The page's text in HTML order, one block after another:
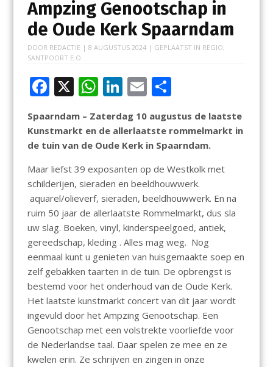
Ampzing Genootschap in
de Oude Kerk Spaarndam
DOOR REDACTIE | 8 AUGUSTUS 2024| GEPLAATST IN REGIO,
SANTPOORT E.O.
F
ac
e
b
o
o
k
X W
at
s
A
p
p
Li
k
e
dI
n
E
ai
l
D
e
n
Spaarndam – Zaterdag 10 augustus de laatste
Kunstmarkt en de allerlaatste rommelmarkt in
de tuin van de Oude Kerk in Spaarndam.
Maar liefst 39 exposanten op de Westkolk met
schilderijen, sieraden en beeldhouwwerk.
aquarel/olieverf, sieraden, beeldhouwwerk. En na
ruim 50 jaar de allerlaatste Rommelmarkt, dus sla
uw slag. Boeken, vinyl, kinderspeelgoed, antiek,
gereedschap, kleding . Alles mag weg. Nog
eenmaal kunt u genieten van huisgemaakte soep en
zelf gebakken taarten in de tuin. De opbrengst is
bestemd voor het onderhoud van de Oude Kerk.
Het laatste kunstmarkt concert van dit jaar wordt
ingevuld door het Ampzing Genootschap. Een
Genootschap met een volstrekte voorliefde voor
de Nederlandse taal. Daar spelen ze mee en ze
kwelen erin. Ze schrijven en zingen in onze